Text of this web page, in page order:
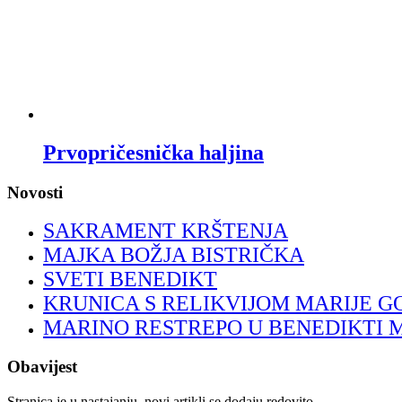
Prvopričesnička haljina
Novosti
SAKRAMENT KRŠTENJA
MAJKA BOŽJA BISTRIČKA
SVETI BENEDIKT
KRUNICA S RELIKVIJOM MARIJE
MARINO RESTREPO U BENEDIKTI
Obavijest